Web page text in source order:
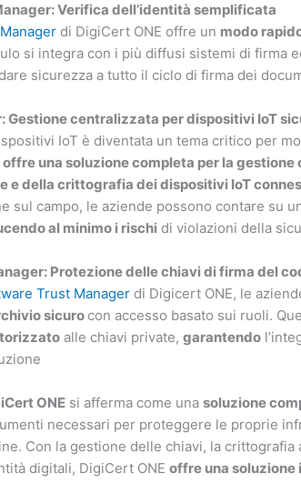
Verifica dell’identità semplificata
di DigiCert ONE offre un modo
si integra con i più diffusi sistemi di firma
sicurezza a tutto il ciclo di firma dei
Gestione centralizzata per dispositivi IoT
IoT è diventata un tema critico per
offre una soluzione completa per la
e della crittografia dei dispositivi IoT
sul campo, le aziende possono contare su
al minimo i rischi di violazioni della
Protezione delle chiavi di firma del
Trust Manager di Digicert ONE, le
sicuro con accesso basato sui ruoli.
alle chiavi private, garantendo
ONE si afferma come una soluzione
necessari per proteggere le proprie
Con la gestione delle chiavi, la
digitali, DigiCert ONE offre una soluzione